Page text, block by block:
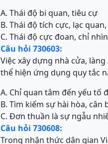
A. Thái độ bi quan, tiêu cự
B. Thái độ tích cực, lạc
C. Thái độ cực đoan, chỉ
Câu hỏi 730603:
Việc xây dựng nhà cửa,
thể hiện ứng dụng quy tắc
A. Chỉ quan tâm đến yếu tố
B. Tìm kiếm sự hài hòa,
C. Đơn thuần là sự ngẫu
Câu hỏi 730608:
Trong nhận thức dân gian